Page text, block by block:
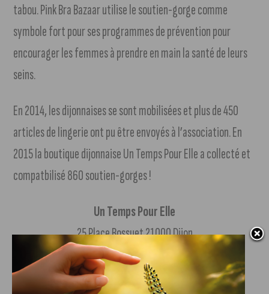
tabou. Pink Bra Bazaar utilise le soutien-gorge comme
symbole fort pour ses programmes de prévention pour
encourager les femmes à prendre en main la santé de leurs
seins.
En 2014, les dijonnaises se sont mobilisées et plus de 450
articles de lingerie ont pu être envoyés à l’association. En
2015 la boutique dijonnaise Un Temps Pour Elle a collecté et
compatbilisé 860 soutien-gorges !
Un Temps Pour Elle
25 Place Bossuet 21000 Dijon
Tél. 03 80 58 08 99